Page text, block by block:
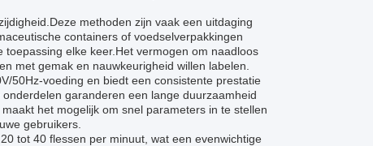
methoden zijn vaak een uitdaging
containers of voedselverpakkingen
elke keer.Het vermogen om naadloos
met gemak en nauwkeurigheid willen labelen.
50Hz-voeding en biedt een consistente prestatie
garanderen een lange duurzaamheid
het mogelijk om snel parameters in te stellen
gebruikers.
tot 40 flessen per minuut, wat een evenwichtige